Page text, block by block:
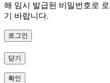
해 임시 발급된 비밀번호로
기 바랍니다.
로그인
닫기
확인